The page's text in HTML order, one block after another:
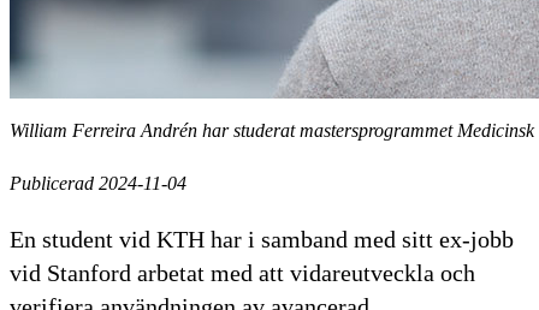
William Ferreira Andrén har studerat mastersprogrammet
Publicerad 2024-11-04
En student vid KTH har i samband med sitt ex-jobb
vid Stanford arbetat med att vidareutveckla och